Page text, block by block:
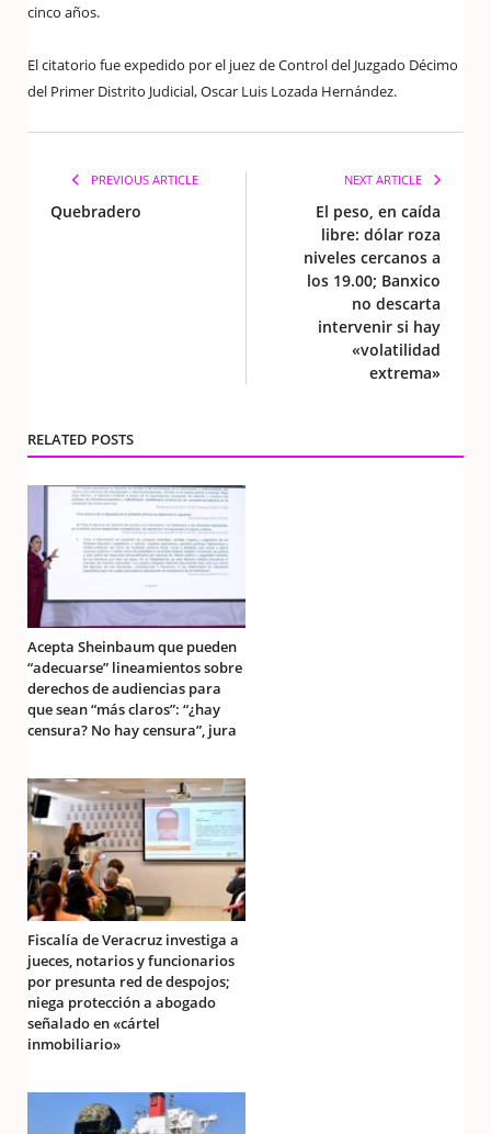
cinco años.
El citatorio fue expedido por el juez de Control del Juzgado Décimo
del Primer Distrito Judicial, Oscar Luis Lozada Hernández.
PREVIOUS ARTICLE
Quebradero
NEXT ARTICLE
El peso, en caída
libre: dólar roza
niveles cercanos a
los 19.00; Banxico
no descarta
intervenir si hay
«volatilidad
extrema»
RELATED POSTS
Acepta Sheinbaum que pueden
“adecuarse” lineamientos sobre
derechos de audiencias para
que sean “más claros”: “¿hay
censura? No hay censura”, jura
Fiscalía de Veracruz investiga a
jueces, notarios y funcionarios
por presunta red de despojos;
niega protección a abogado
señalado en «cártel
inmobiliario»